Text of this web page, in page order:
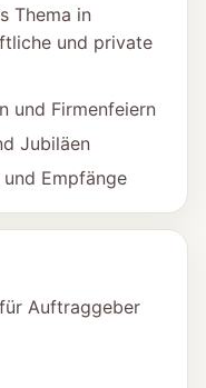
Thema in
und private
und Firmenfeiern
Jubiläen
Empfänge
Auftraggeber